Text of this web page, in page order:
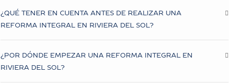
¿QUÉ TENER EN CUENTA ANTES DE REALIZAR UNA
REFORMA INTEGRAL EN RIVIERA DEL SOL?
¿POR DÓNDE EMPEZAR UNA REFORMA INTEGRAL EN
RIVIERA DEL SOL?